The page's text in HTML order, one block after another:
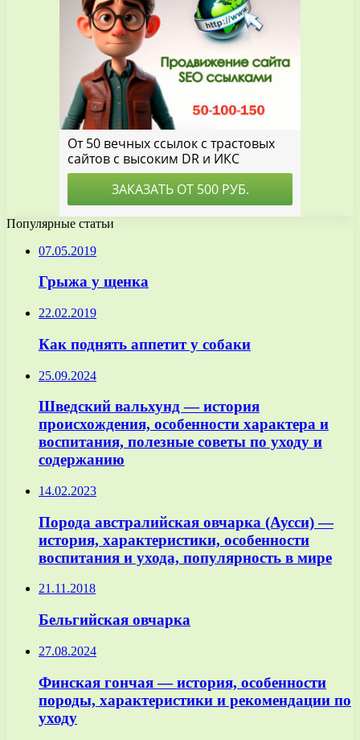
Популярные статьи
07.05.2019
Грыжа у щенка
22.02.2019
Как поднять аппетит у собаки
25.09.2024
Шведский вальхунд — история
происхождения, особенности характера и
воспитания, полезные советы по уходу и
содержанию
14.02.2023
Порода австралийская овчарка (Аусси) —
история, характеристики, особенности
воспитания и ухода, популярность в мире
21.11.2018
Бельгийская овчарка
27.08.2024
Финская гончая — история, особенности
породы, характеристики и рекомендации по
уходу